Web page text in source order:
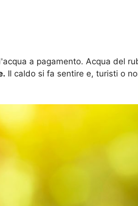
a pagamento. Acqua del
Il caldo si fa sentire e, turisti o